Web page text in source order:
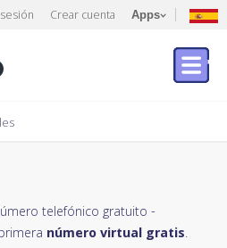
Crear cuenta Apps
telefónico gratuito -
número virtual gratis.